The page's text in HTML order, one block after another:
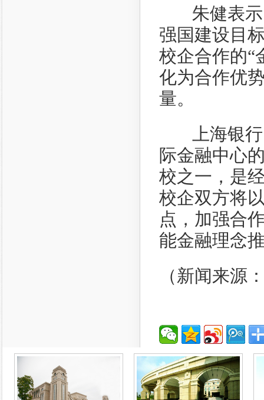
朱健表示
强国建设目
校企合作的“
化为合作优
量。
上海银行
际金融中心
校之一，是
校企双方将
点，加强合
能金融理念
（新闻来源